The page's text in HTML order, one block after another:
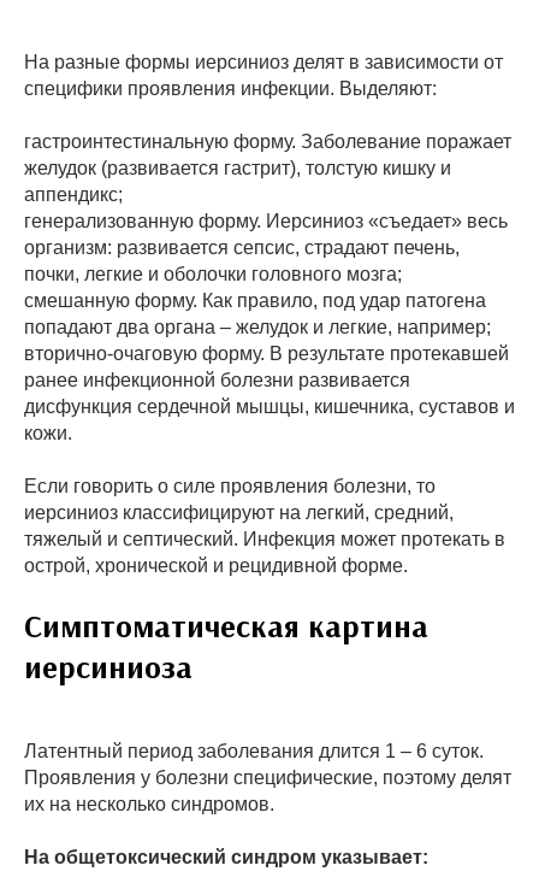
На разные формы иерсиниоз делят в зависимости от
специфики проявления инфекции. Выделяют:
гастроинтестинальную форму. Заболевание поражает
желудок (развивается гастрит), толстую кишку и
аппендикс;
генерализованную форму. Иерсиниоз «съедает» весь
организм: развивается сепсис, страдают печень,
почки, легкие и оболочки головного мозга;
смешанную форму. Как правило, под удар патогена
попадают два органа – желудок и легкие, например;
вторично-очаговую форму. В результате протекавшей
ранее инфекционной болезни развивается
дисфункция сердечной мышцы, кишечника, суставов и
кожи.
Если говорить о силе проявления болезни, то
иерсиниоз классифицируют на легкий, средний,
тяжелый и септический. Инфекция может протекать в
острой, хронической и рецидивной форме.
Симптоматическая картина
иерсиниоза
Латентный период заболевания длится 1 – 6 суток.
Проявления у болезни специфические, поэтому делят
их на несколько синдромов.
На общетоксический синдром указывает: